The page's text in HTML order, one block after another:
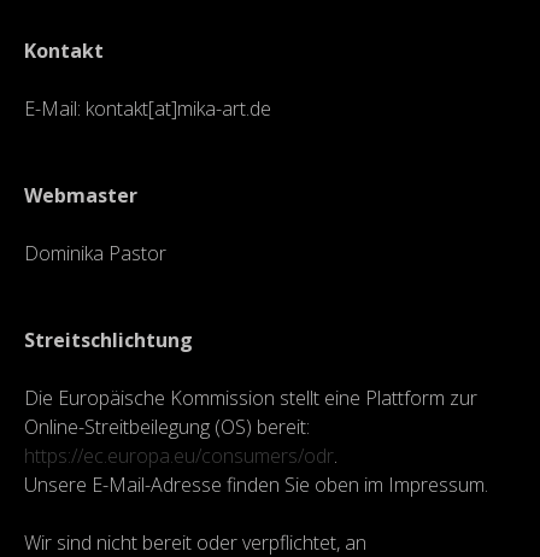
Kontakt
E-Mail: kontakt[at]mika-art.de
Webmaster
Dominika Pastor
Streitschlichtung
Die Europäische Kommission stellt eine Plattform zur
Online-Streitbeilegung (OS) bereit:
https://ec.europa.eu/consumers/odr.
Unsere E-Mail-Adresse finden Sie oben im Impressum.
Wir sind nicht bereit oder verpflichtet, an